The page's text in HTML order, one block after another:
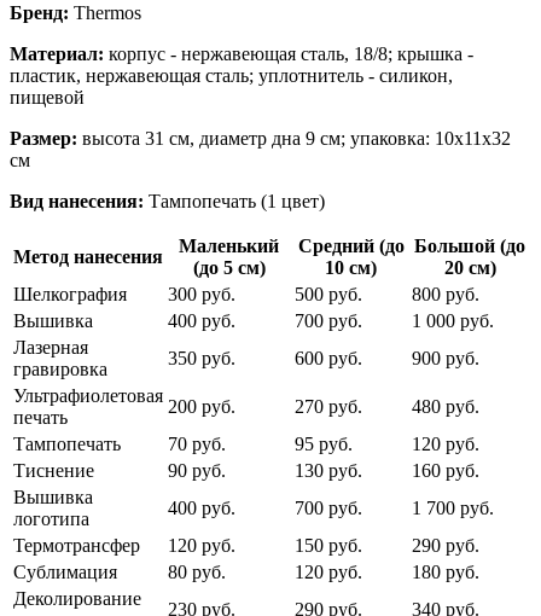
Бренд: Thermos
Материал: корпус - нержавеющая сталь, 18/8; крышка -
пластик, нержавеющая сталь; уплотнитель - силикон,
пищевой
Размер: высота 31 см, диаметр дна 9 см; упаковка: 10х11х32
см
Вид нанесения: Тампопечать (1 цвет)
Метод нанесения
Маленький
(до 5 см)
Средний (до
10 см)
Большой (до
20 см)
Шелкография
300 руб. 500 руб.
800 руб.
Вышивка
400 руб. 700 руб.
1 000 руб.
Лазерная
гравировка
350 руб. 600 руб.
900 руб.
Ультрафиолетовая
печать
200 руб. 270 руб.
480 руб.
Тампопечать
70 руб. 95 руб.
120 руб.
Тиснение
90 руб. 130 руб.
160 руб.
Вышивка
логотипа
400 руб. 700 руб.
1 700 руб.
Термотрансфер
120 руб. 150 руб.
290 руб.
Сублимация
80 руб. 120 руб.
180 руб.
Деколирование
230 руб. 290 руб. 340 руб.